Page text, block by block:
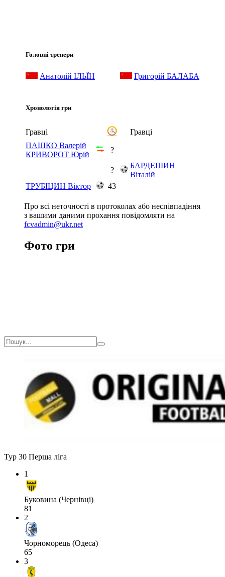
Головні тренери
Анатолій ІЛЬЇН Григорій БАЛАБА
Хронологія гри
Гравці
Гравці
ПАШКО Валерій
КРИВОРОТ Юрій
?
?
БАРДЕШИН
Віталій
ТРУБІЦИН Віктор
43
Про всі неточності в протоколах або неспівпадіння
з вашими даними прохання повідомляти на
fcvadmin@ukr.net
Фото гри
Тур 30 Перша ліга
1
Буковина (Чернівці)
81
2
Чорноморець (Одеса)
65
3